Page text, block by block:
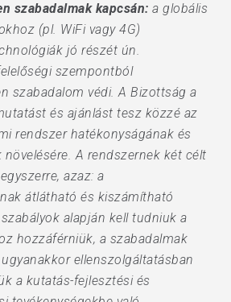
szabadalmak kapcsán: a globális
(pl. WiFi vagy 4G)
jó részét ún.
szempontból
szabadalom védi. A Bizottság a
és ajánlást tesz közzé az
rendszer hatékonyságának és
növelésére. A rendszernek két célt
azaz: a
átlátható és kiszámítható
alapján kell tudniuk a
hozzáférniük, a szabadalmak
ellenszolgáltatásban
a kutatás-fejlesztési és